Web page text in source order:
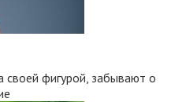
фигурой, забывают о